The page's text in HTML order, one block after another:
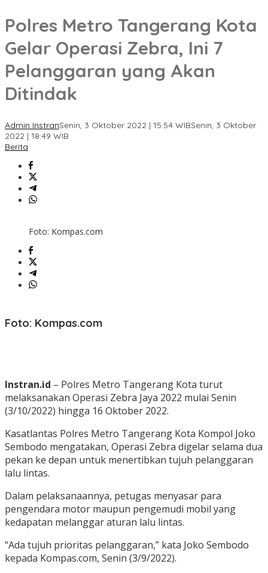
Polres Metro Tangerang Kota
Gelar Operasi Zebra, Ini 7
Pelanggaran yang Akan
Ditindak
Admin InstranSenin, 3 Oktober 2022 | 15:54 WIBSenin, 3 Oktober
2022 | 18:49 WIB
Berita
Foto: Kompas.com
Foto: Kompas.com
Instran.id – Polres Metro Tangerang Kota turut
melaksanakan Operasi Zebra Jaya 2022 mulai Senin
(3/10/2022) hingga 16 Oktober 2022.
Kasatlantas Polres Metro Tangerang Kota Kompol Joko
Sembodo mengatakan, Operasi Zebra digelar selama dua
pekan ke depan untuk menertibkan tujuh pelanggaran
lalu lintas.
Dalam pelaksanaannya, petugas menyasar para
pengendara motor maupun pengemudi mobil yang
kedapatan melanggar aturan lalu lintas.
“Ada tujuh prioritas pelanggaran,” kata Joko Sembodo
kepada Kompas.com, Senin (3/9/2022).